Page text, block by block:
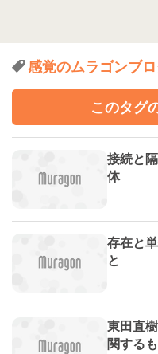
感覚のムラゴンブ
このタグ
接続と
体
存在と
と
東田直
関するも